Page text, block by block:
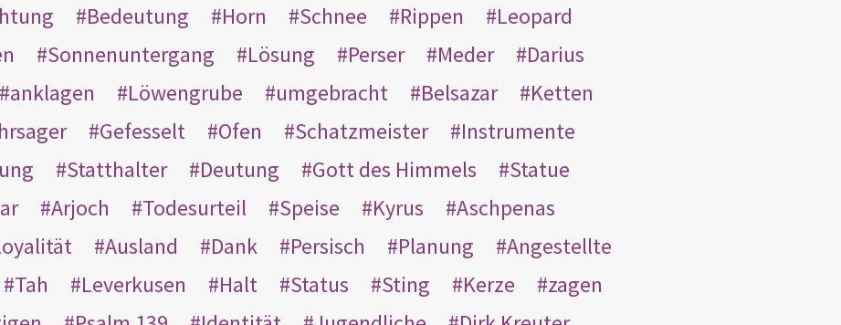
Bedeutung Horn Schnee Rippen
Leopard
Sonnenuntergang Lösung Perser Meder
Darius
anklagen Löwengrube umgebracht Belsazar
Ketten
Gefesselt Ofen Schatzmeister
Instrumente
Statthalter Deutung Gott des Himmels
Statue
Arjoch Todesurteil Speise Kyrus
Aschpenas
Ausland Dank Persisch Planung
Angestellte
Tah Leverkusen Halt Status Sting Kerze
zagen